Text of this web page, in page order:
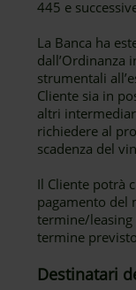
445 e
La Banca ha
dall’Ordinanza
strumentali
Cliente sia in
altri
richiedere al
scadenza del
Il Cliente potrà
pagamento del
termine/
termine
Destinatari